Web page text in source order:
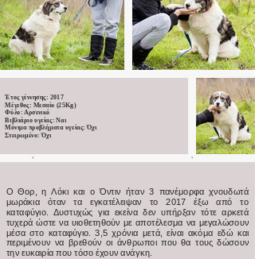
Έτος γέννησης: 2017
Μέγεθος: Μεσαίο (25Kg)
Φύλο: Αρσενικό
Βιβλιάριο υγείας: Ναι
Μόνιμα προβλήματα υγείας: Όχι
Στειρωμένο: Όχι
Ο Θορ, η Λόκι και ο Όντιν ήταν 3 πανέμορφα χνουδωτά
μωράκια όταν τα εγκατέλειψαν το 2017 έξω από το
καταφύγιο. Δυστυχώς για εκείνα δεν υπήρξαν τότε αρκετά
τυχερά ώστε να υιοθετηθούν με αποτέλεσμα να μεγαλώσουν
μέσα στο καταφύγιο. 3,5 χρόνια μετά, είναι ακόμα εδώ και
περιμένουν να βρεθούν οι άνθρωποι που θα τους δώσουν
την ευκαιρία που τόσο έχουν ανάγκη.